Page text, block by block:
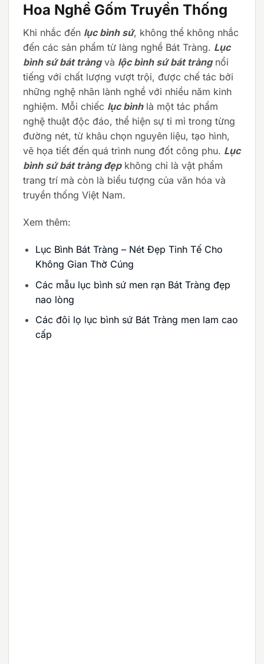
Hoa Nghề Gốm Truyền Thống
Khi nhắc đến lục bình sứ, không thể không nhắc
đến các sản phẩm từ làng nghề Bát Tràng. Lục
bình sứ bát tràngvà lộc bình sứ bát tràngnổi
tiếng với chất lượng vượt trội, được chế tác bởi
những nghệ nhân lành nghề với nhiều năm kinh
nghiệm. Mỗi chiếc lục bìnhlà một tác phẩm
nghệ thuật độc đáo, thể hiện sự tỉ mỉ trong từng
đường nét, từ khâu chọn nguyên liệu, tạo hình,
vẽ họa tiết đến quá trình nung đốt công phu. Lục
bình sứ bát tràng đẹpkhông chỉ là vật phẩm
trang trí mà còn là biểu tượng của văn hóa và
truyền thống Việt Nam.
Xem thêm:
Lục Bình Bát Tràng – Nét Đẹp Tinh Tế Cho
Không Gian Thờ Cúng
Các mẫu lục bình sứ men rạn Bát Tràng đẹp
nao lòng
Các đôi lọ lục bình sứ Bát Tràng men lam cao
cấp